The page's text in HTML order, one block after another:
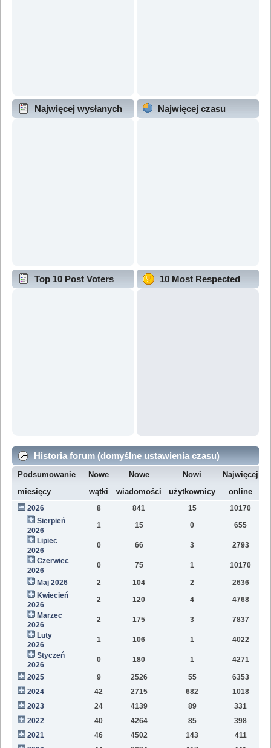
Najwięcej wysłanych
Najwięcej czasu
Top 10 Post Voters 10 Most Respected
Historia forum (domyślne ustawienia czasu)
Podsumowanie
miesięcy
Nowe
wątki
Nowe
wiadomości
Nowi
użytkownicy
Najwięcej
online
2026 8 841 15 10170
Sierpień
2026
1 15 0 655
Lipiec
2026
0 66 3 2793
Czerwiec
2026
0 75 1 10170
Maj 2026 2 104 2 2636
Kwiecień
2026
2 120 4 4768
Marzec
2026
2 175 3 7837
Luty
2026
1 106 1 4022
Styczeń
2026
0 180 1 4271
2025 9 2526 55 6353
2024
42 2715 682 1018
2023
24 4139 89 331
2022
40 4264 85 398
2021
46 4502 143 411